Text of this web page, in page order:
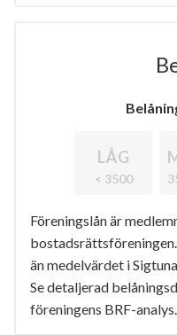
LÅG
< 3500
Föreningslån är
än medelvärdet i
Se detaljerad
föreningens BRF-analys.